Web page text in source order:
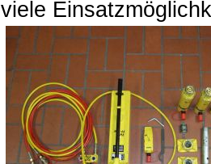
viele